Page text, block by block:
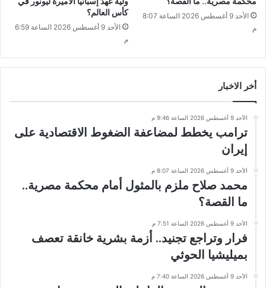
الأحد 9 أغسطس 2026 الساعة 8:07
م
كأس العالم؟
الأحد 9 أغسطس 2026 الساعة 6:59
م
أخر الاخبار
الأحد 9 أغسطس 2026 الساعة 9:46 م
ترامب يخطط لمضاعفة الضغوط الاقتصادية على
إيران
الأحد 9 أغسطس 2026 الساعة 8:07 م
محمد صلاح ملزم بالمثول أمام محكمة مصرية..
ما القصة؟
الأحد 9 أغسطس 2026 الساعة 7:51 م
فرار وتراجع تجنيد.. أزمة بشرية خانقة تعصف
بميليشيا الحوثي
الأحد 9 أغسطس 2026 الساعة 7:40 م